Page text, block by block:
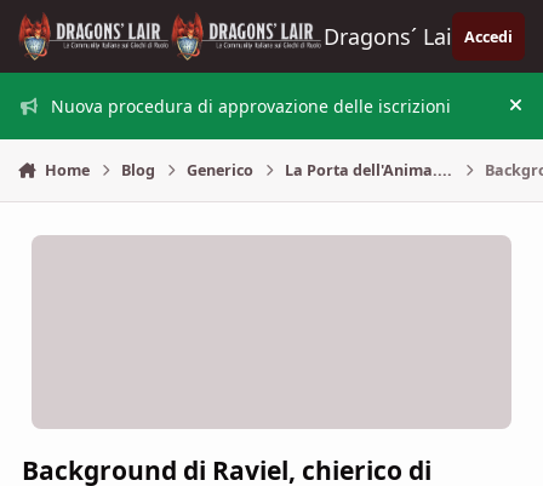
Vai al contenuto
Dragons´ Lair Accedi
Nuova procedura di approvazione delle iscrizioni
Home Blog Generico La Porta dell'Anima....
Background di Raviel, chierico di